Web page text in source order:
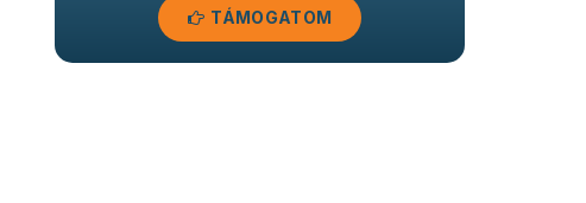
TÁMOGATOM